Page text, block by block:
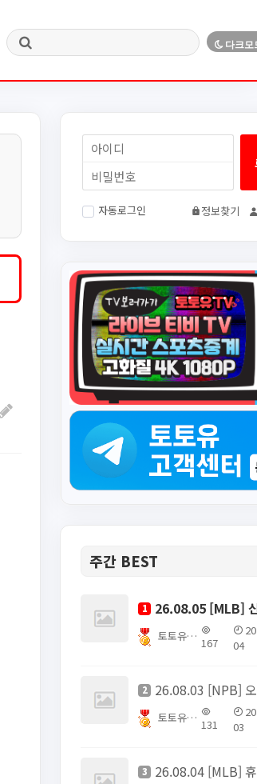
자동로그인 정보찾기
주간 BEST
1
토토유픽스터 167
04
2
토토유픽스터 131
03
3